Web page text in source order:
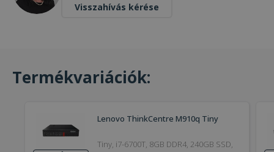
Visszahívás kérése
Termékvariációk:
Lenovo ThinkCentre M910q Tiny
Tiny, i7-6700T, 8GB DDR4, 240GB SSD,